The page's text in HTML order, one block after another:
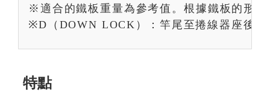
※適合的鐵板重量為參考值。根據鐵板的形
※D（DOWN LOCK）：竿尾至捲線器座後端
特點